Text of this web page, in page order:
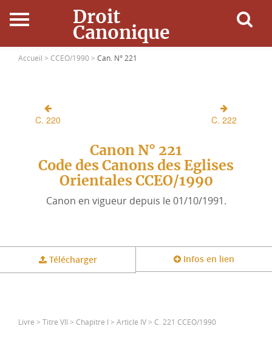
Droit
Canonique
Accueil
Ressources
Connexion
Accueil > CCEO/1990 > Can. N° 221
C. 220 C. 222
Canon N° 221
Code des Canons des Eglises
Orientales CCEO/1990
Canon en vigueur depuis le 01/10/1991.
Télécharger Infos en lien
Livre > Titre VII > Chapitre I > Article IV > C. 221 CCEO/1990